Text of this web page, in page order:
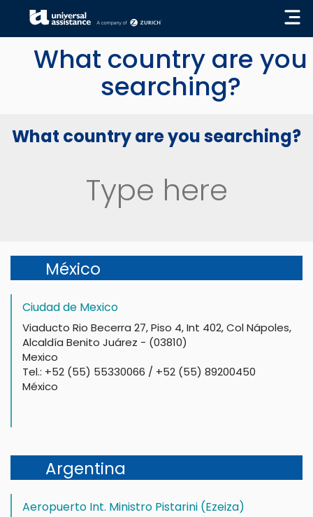
« GO BACK
What country are you
searching?
What country are you searching?
México
Ciudad de Mexico
Viaducto Rio Becerra 27, Piso 4, Int 402, Col Nápoles,
Alcaldía Benito Juárez - (03810)
Mexico
Tel.: +52 (55) 55330066 / +52 (55) 89200450
México
Argentina
Aeropuerto Int. Ministro Pistarini (Ezeiza)